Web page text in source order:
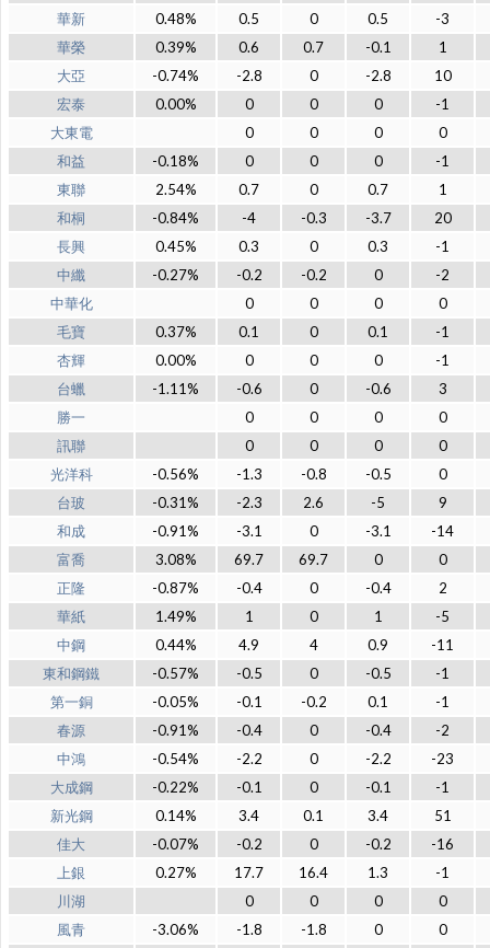
華新
0.48% 0.5 0 0.5
-3
華榮
0.39% 0.6 0.7 -0.1
1
大亞
-0.74% -2.8 0 -2.8
10
宏泰
0.00% 0 0 0
-1
大東電
0 0 0
0
和益
-0.18% 0 0 0
-1
東聯
2.54% 0.7 0 0.7
1
和桐
-0.84% -4 -0.3 -3.7
20
長興
0.45% 0.3 0 0.3
-1
中纖
-0.27% -0.2 -0.2 0
-2
中華化
0 0 0
0
毛寶
0.37% 0.1 0 0.1
-1
杏輝
0.00% 0 0 0
-1
台蠟
-1.11% -0.6 0 -0.6
3
勝一
0 0 0
0
訊聯
0 0 0
0
光洋科
-0.56% -1.3 -0.8 -0.5
0
台玻
-0.31% -2.3 2.6 -5
9
和成
-0.91% -3.1 0 -3.1
-14
富喬
3.08% 69.7 69.7 0
0
正隆
-0.87% -0.4 0 -0.4
2
華紙
1.49% 1 0 1
-5
中鋼
0.44% 4.9 4 0.9
-11
東和鋼鐵
-0.57% -0.5 0 -0.5
-1
第一銅
-0.05% -0.1 -0.2 0.1
-1
春源
-0.91% -0.4 0 -0.4
-2
中鴻
-0.54% -2.2 0 -2.2
-23
大成鋼
-0.22% -0.1 0 -0.1
-1
新光鋼
0.14% 3.4 0.1 3.4
51
佳大
-0.07% -0.2 0 -0.2
-16
上銀
0.27% 17.7 16.4 1.3
-1
川湖
0 0 0
0
風青
-3.06% -1.8 -1.8 0
0